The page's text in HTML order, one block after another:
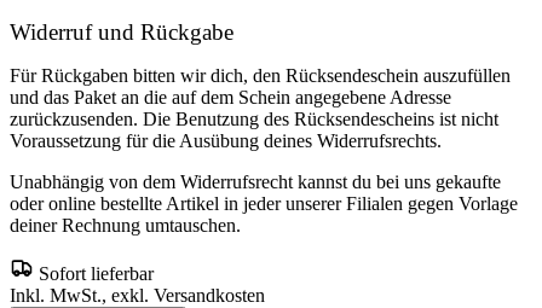
Widerruf und Rückgabe
Für Rückgaben bitten wir dich, den Rücksendeschein auszufüllen
und das Paket an die auf dem Schein angegebene Adresse
zurückzusenden. Die Benutzung des Rücksendescheins ist nicht
Voraussetzung für die Ausübung deines Widerrufsrechts.
Unabhängig von dem Widerrufsrecht kannst du bei uns gekaufte
oder online bestellte Artikel in jeder unserer Filialen gegen Vorlage
deiner Rechnung umtauschen.
Sofort lieferbar
Inkl. MwSt., exkl. Versandkosten